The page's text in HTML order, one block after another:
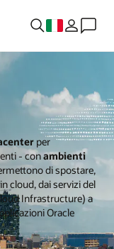
per
- conambienti
di spostare,
cloud, dai servizi del
Infrastructure) a
Oracle